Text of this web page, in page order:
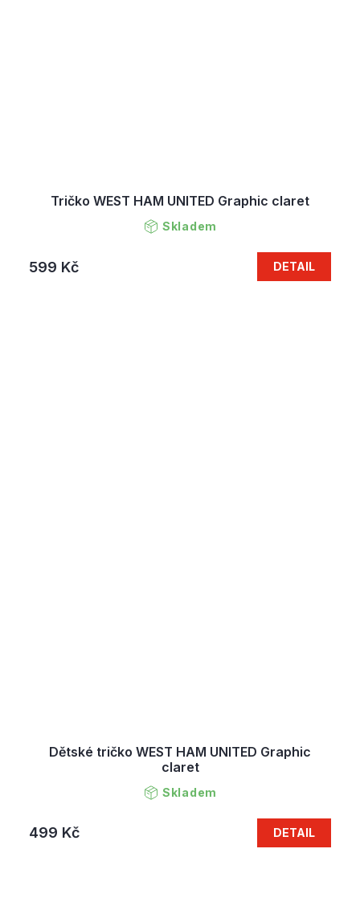
Tričko WEST HAM UNITED Graphic claret
Skladem
599 Kč DETAIL
Dětské tričko WEST HAM UNITED Graphic
claret
Skladem
499 Kč DETAIL